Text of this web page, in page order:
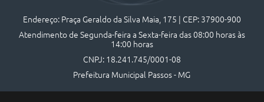
Endereço: Praça Geraldo da Silva Maia, 175 | CEP: 37900-900
Atendimento de Segunda-feira a Sexta-feira das 08:00 horas às
14:00 horas
CNPJ: 18.241.745/0001-08
Prefeitura Municipal Passos - MG